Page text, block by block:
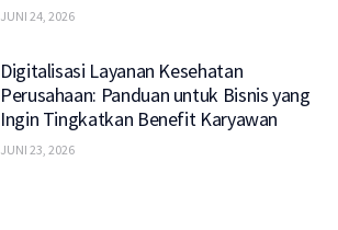
JUNI 24, 2026
Digitalisasi Layanan Kesehatan
Perusahaan: Panduan untuk Bisnis yang
Ingin Tingkatkan Benefit Karyawan
JUNI 23, 2026